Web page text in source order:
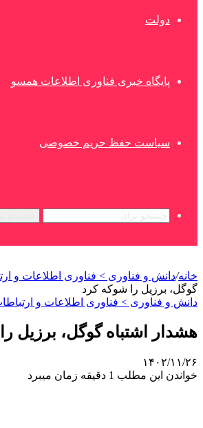
دولت
پایگاه خبری فناوری اطلاعات همسو
سیاست حفظ حریم خصوصی
خانه/دانش و فناوری > فناوری اطلاعات و
گوگل، برزیل را شوکه کرد
دانش و فناوری > فناوری اطلاعات و
هشدار اشتباه گوگل، برزیل
۱۴۰۲/۱۱/۲۶
خواندن این مطلب 1 دقیقه زمان میبرد